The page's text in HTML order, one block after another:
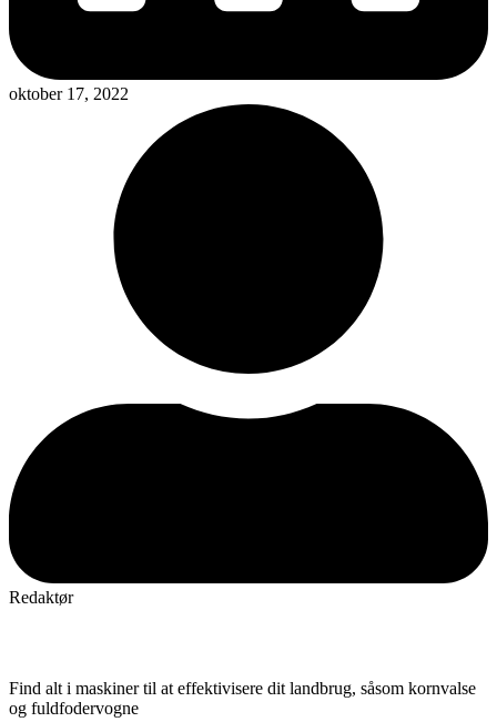
oktober 17, 2022
Redaktør
Find alt i maskiner til at effektivisere dit landbrug, såsom kornvalse
og fuldfodervogne